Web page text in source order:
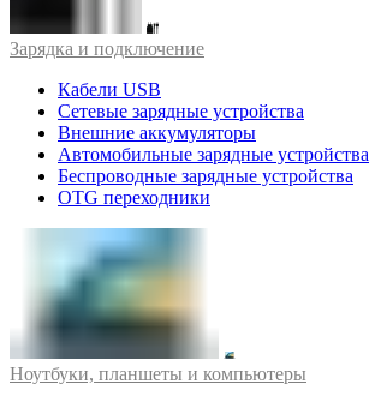
Зарядка и подключение
Кабели USB
Сетевые зарядные устройства
Внешние аккумуляторы
Автомобильные зарядные устройства
Беспроводные зарядные устройства
OTG переходники
Ноутбуки, планшеты и компьютеры